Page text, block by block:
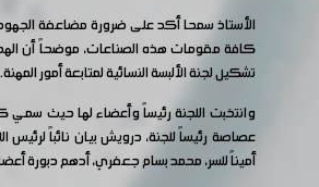
الأستاذ سمحا أكد على ضرورة مضاعفة
كافة مقومات هذه الصناعات، موضحاً أن
تشكيل لجنة الألبسة النسائية لمتابعة أمور المهنة.
وانتخبت اللجنة رئيساً وأعضاء لها حيث
عصاصة رئيساً للجنة، درويش بيان نائباً لرئيس
أميناً للسر، محمد بسام جعفري، أدهم دبورة